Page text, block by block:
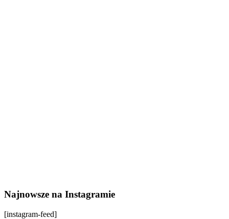
Najnowsze na Instagramie
[instagram-feed]